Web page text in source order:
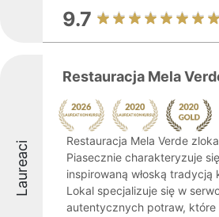
9.7
Laureaci
Restauracja Mela
Restauracja Mela Verde
Piasecznie charakteryzuje
inspirowaną włoską tradycją
Lokal specjalizuje się w
autentycznych potraw, które